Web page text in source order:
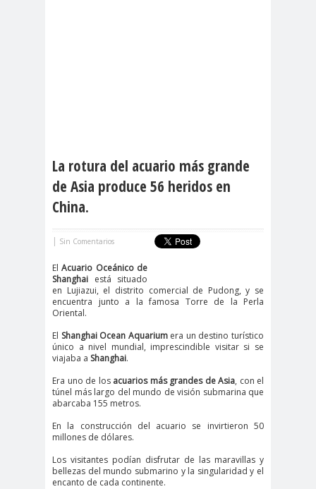
La rotura del acuario más grande
de Asia produce 56 heridos en
China.
| Sin Comentarios
ElAcuario Oceánico de
Shanghai está situado
en Lujiazui, el distrito comercial de Pudong, y se
encuentra junto a la famosa Torre de la Perla
Oriental.
El Shanghai Ocean Aquariumera un destino turístico
único a nivel mundial, imprescindible visitar si se
viajaba a Shanghai.
Era uno de los acuarios más grandes de Asia, con el
túnel más largo del mundo de visión submarina que
abarcaba 155 metros.
En la construcción del acuario se invirtieron 50
millones de dólares.
Los visitantes podían disfrutar de las maravillas y
bellezas del mundo submarino y la singularidad y el
encanto de cada continente.